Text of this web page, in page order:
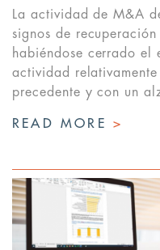
La actividad de M&A
signos de
habiéndose cerrado el
actividad relativamente
precedente y con un
READ MORE >